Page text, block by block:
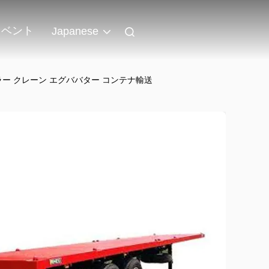
ント Japanese
クレーン エグババター コンテナ輸送